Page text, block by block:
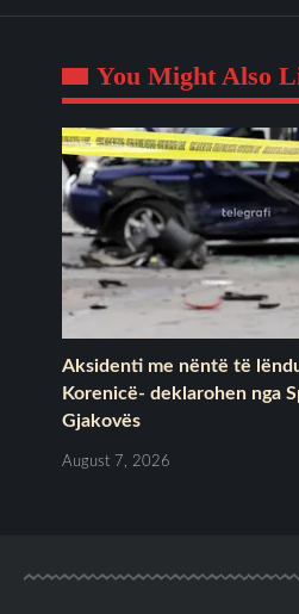
You Might Also
Aksidenti me nëntë të
Korenicë- deklarohen nga
Gjakovës
August 7, 2026